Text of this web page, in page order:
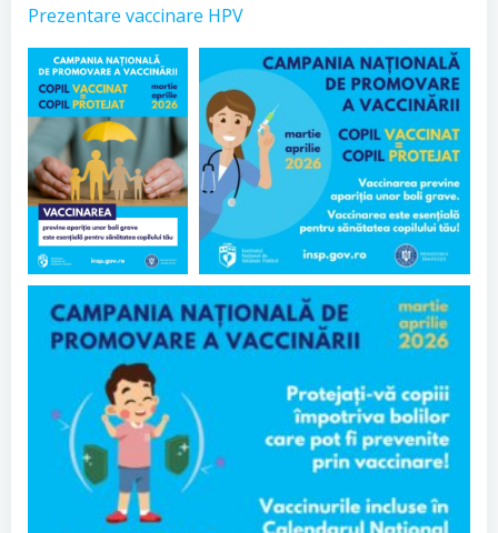
Prezentare vaccinare HPV